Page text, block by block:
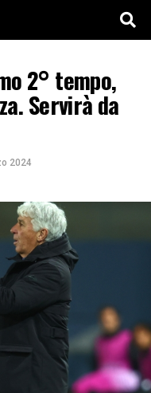
2° tempo,
Servirà da
2024